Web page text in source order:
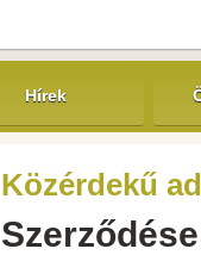
Hírek
Közérdekű